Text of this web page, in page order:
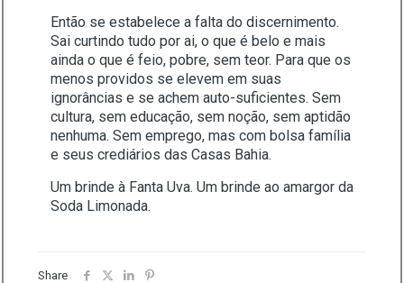
Então se estabelece a falta do discernimento.
Sai curtindo tudo por ai, o que é belo e mais
ainda o que é feio, pobre, sem teor. Para que os
menos providos se elevem em suas
ignorâncias e se achem auto-suficientes. Sem
cultura, sem educação, sem noção, sem aptidão
nenhuma. Sem emprego, mas com bolsa família
e seus crediários das Casas Bahia.
Um brinde à Fanta Uva. Um brinde ao amargor da
Soda Limonada.
Share